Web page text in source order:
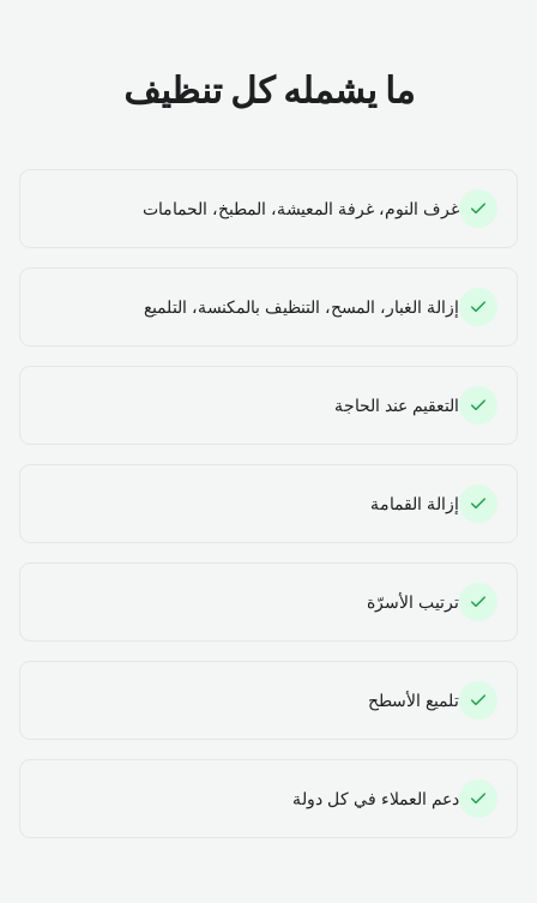
ما يشمله كل تنظيف
غرف النوم، غرفة المعيشة، المطبخ، الحمامات
إزالة الغبار، المسح، التنظيف بالمكنسة، التلميع
التعقيم عند الحاجة
إزالة القمامة
ترتيب الأسرّة
تلميع الأسطح
دعم العملاء في كل دولة